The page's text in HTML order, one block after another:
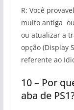
R: Você
muito antiga
ou atualizar a
opção (Display
referente ao
10 – Por
aba de